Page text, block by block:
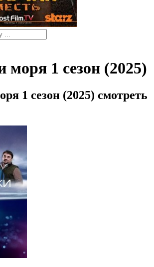
моря 1 сезон (2025)
1 сезон (2025) смотреть